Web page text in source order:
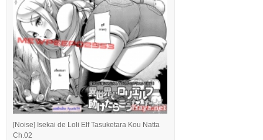
[Noise] Isekai de Loli Elf Tasuketara Kou Natta
Ch.02